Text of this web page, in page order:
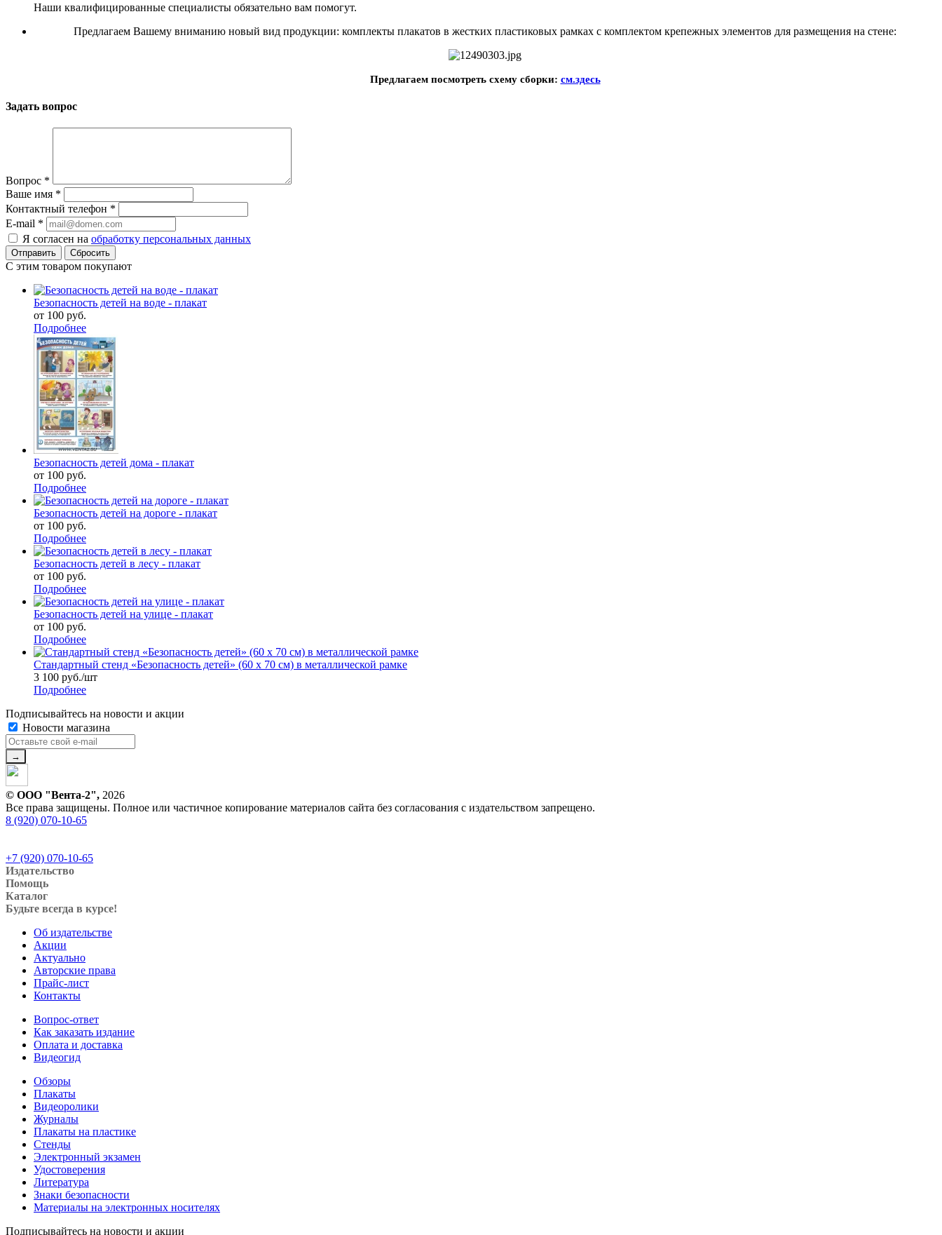
Наши квалифицированные специалисты обязательно вам помогут.
Предлагаем Вашему вниманию новый вид продукции: комплекты плакатов в жестких пластиковых рамках с комплектом крепежных элементов для размещения на стене:
Предлагаем посмотреть схему сборки: см.здесь
Задать вопрос
Вопрос *
Ваше имя *
Контактный телефон *
E-mail *
Я согласен на обработку персональных данных
Сбросить
С этим товаром покупают
Безопасность детей на воде - плакат
от 100 руб.
Подробнее
Безопасность детей дома - плакат
от 100 руб.
Подробнее
Безопасность детей на дороге - плакат
от 100 руб.
Подробнее
Безопасность детей в лесу - плакат
от 100 руб.
Подробнее
Безопасность детей на улице - плакат
от 100 руб.
Подробнее
Стандартный стенд «Безопасность детей» (60 х 70 см) в металлической рамке
3 100 руб./шт
Подробнее
Подписывайтесь на новости и акции
Новости магазина
© ООО "Вента-2", 2026
Все права защищены. Полное или частичное копирование материалов сайта без согласования с издательством запрещено.
8 (920) 070-10-65
+7 (920) 070-10-65
Издательство
Помощь
Каталог
Будьте всегда в курсе!
Об издательстве
Акции
Актуально
Авторские права
Прайс-лист
Контакты
Вопрос-ответ
Как заказать издание
Оплата и доставка
Видеогид
Обзоры
Плакаты
Видеоролики
Журналы
Плакаты на пластике
Стенды
Электронный экзамен
Удостоверения
Литература
Знаки безопасности
Материалы на электронных носителях
Подписывайтесь на новости и акции